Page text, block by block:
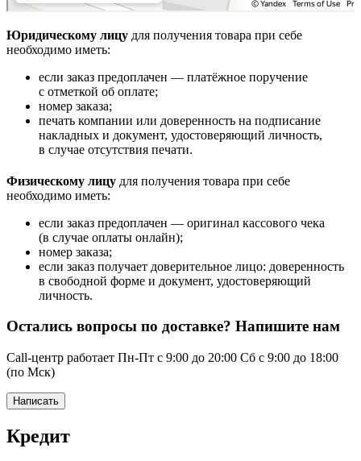
Юридическому лицу для получения товара при себе
необходимо иметь:
если заказ предоплачен — платёжное поручение
с отметкой об оплате;
номер заказа;
печать компании или доверенность на подписание
накладных и документ, удостоверяющий личность,
в случае отсутствия печати.
Физическому лицу для получения товара при себе
необходимо иметь:
если заказ предоплачен — оригинал кассового чека
(в случае оплаты онлайн);
номер заказа;
если заказ получает доверительное лицо: доверенность
в свободной форме и документ, удостоверяющий
личность.
Остались вопросы по доставке? Напишите нам
Call-центр работает Пн-Пт с 9:00 до 20:00 Сб с 9:00 до 18:00
(по Мск)
Написать
Кредит